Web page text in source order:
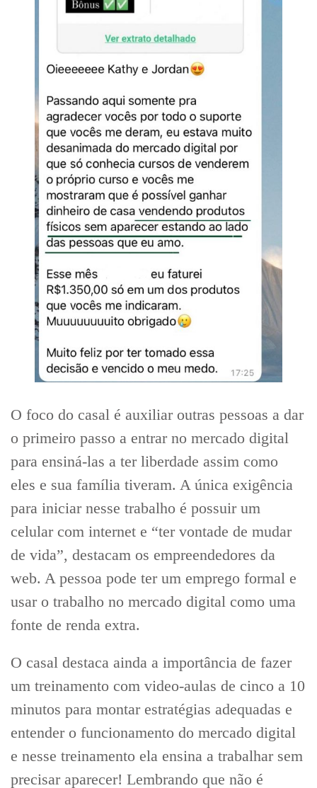
O foco do casal é auxiliar outras pessoas a dar
o primeiro passo a entrar no mercado digital
para ensiná-las a ter liberdade assim como
eles e sua família tiveram. A única exigência
para iniciar nesse trabalho é possuir um
celular com internet e “ter vontade de mudar
de vida”, destacam os empreendedores da
web. A pessoa pode ter um emprego formal e
usar o trabalho no mercado digital como uma
fonte de renda extra.
O casal destaca ainda a importância de fazer
um treinamento com video-aulas de cinco a 10
minutos para montar estratégias adequadas e
entender o funcionamento do mercado digital
e nesse treinamento ela ensina a trabalhar sem
precisar aparecer! Lembrando que não é